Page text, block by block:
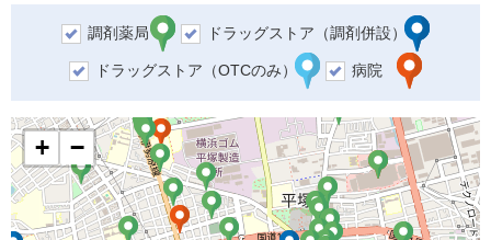
調剤薬局 ドラッグストア（調剤併設）
ドラッグストア（OTCのみ） 病院
+ −